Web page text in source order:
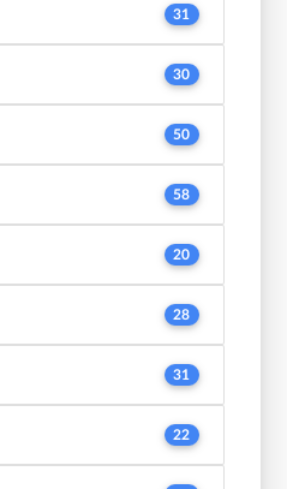
31
30
50
58
20
28
31
22